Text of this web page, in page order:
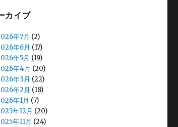
カイブ
年7月 (2)
年6月 (17)
年5月 (19)
年4月 (20)
年3月 (22)
年2月 (18)
年1月 (7)
年12月 (20)
年11月 (24)